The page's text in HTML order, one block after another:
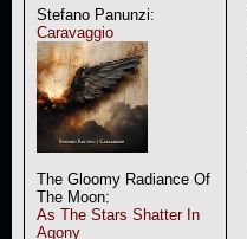
Stefano Panunzi:
Caravaggio
The Gloomy Radiance Of
The Moon:
As The Stars Shatter In
Agony